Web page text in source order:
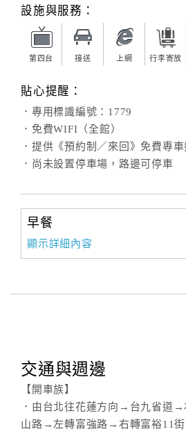
伴
商
品
宣
傳
設施與服務：
第四台 接送 上網 行李寄放
貼心提醒：
．專用標識編號：1779
．免費WIFI（全館）
．提供《預約制／來回》免費專
．尚未設置停車場，路邊可停車
早餐
顯示詳細內容
交通與週邊
【開車族】
．由台北往花蓮方向→台九省道
山路→左轉富強路→右轉富裕11